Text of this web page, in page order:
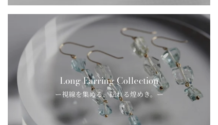
Long Earring Collection
ー視線を集める、揺れる煌めき。ー